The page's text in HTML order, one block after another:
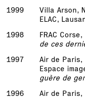
1999
Villa Arson,
ELAC,
1998
FRAC Corse,
de ces
1997
Air de Paris,
Espace
guère de
1996
Air de Paris,